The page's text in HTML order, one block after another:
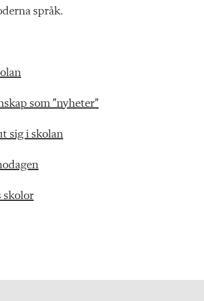
språk.
som ”nyheter”
sig i skolan
skolor